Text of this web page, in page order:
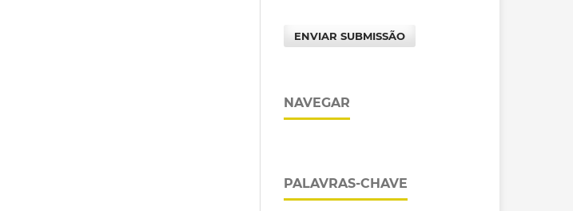
ENVIAR SUBMISSÃO
NAVEGAR
PALAVRAS-CHAVE